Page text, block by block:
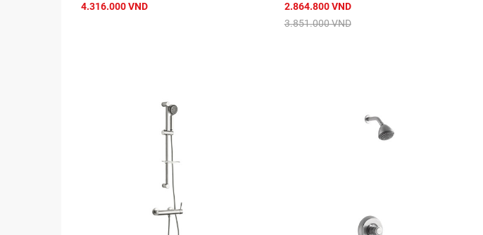
4.316.000 VND
2.864.800 VND
3.851.000 VND